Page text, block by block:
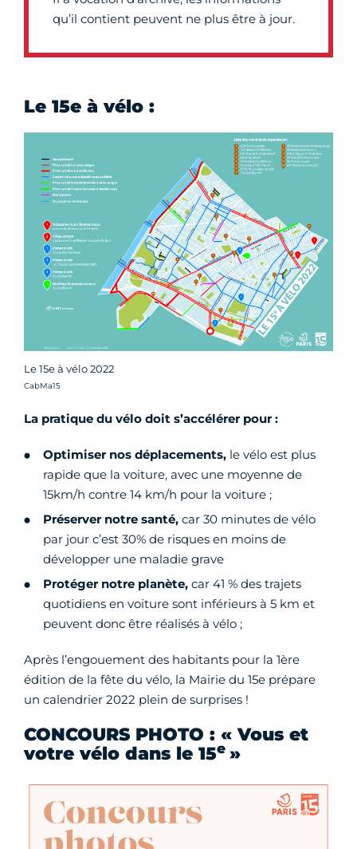
qu’il contient peuvent ne plus être à jour.
Le 15e à vélo :
Le 15e à vélo 2022
Crédit photo :
CabMa15
La pratique du vélo doit s’accélérer pour :
Optimiser nos déplacements, le vélo est plus
rapide que la voiture, avec une moyenne de
15km/h contre 14 km/h pour la voiture ;
Préserver notre santé, car 30 minutes de vélo
par jour c’est 30% de risques en moins de
développer une maladie grave
Protéger notre planète, car 41 % des trajets
quotidiens en voiture sont inférieurs à 5 km et
peuvent donc être réalisés à vélo ;
Après l’engouement des habitants pour la 1ère
édition de la fête du vélo, la Mairie du 15e prépare
un calendrier 2022 plein de surprises !
CONCOURS PHOTO : « Vous et
votre vélo dans le 15e »